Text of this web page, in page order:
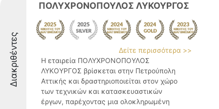
Διακριθέντες
ΠΟΛΥΧΡΟΝΟΠΟΥΛΟΣ ΛΥΚΟΥΡΓΟΣ
Δείτε περισσότερα >>
Η εταιρεία ΠΟΛΥΧΡΟΝΟΠΟΥΛΟΣ
ΛΥΚΟΥΡΓΟΣ βρίσκεται στην Πετρούπολη
Αττικής και δραστηριοποιείται στον χώρο
των τεχνικών και κατασκευαστικών
έργων, παρέχοντας μια ολοκληρωμένη